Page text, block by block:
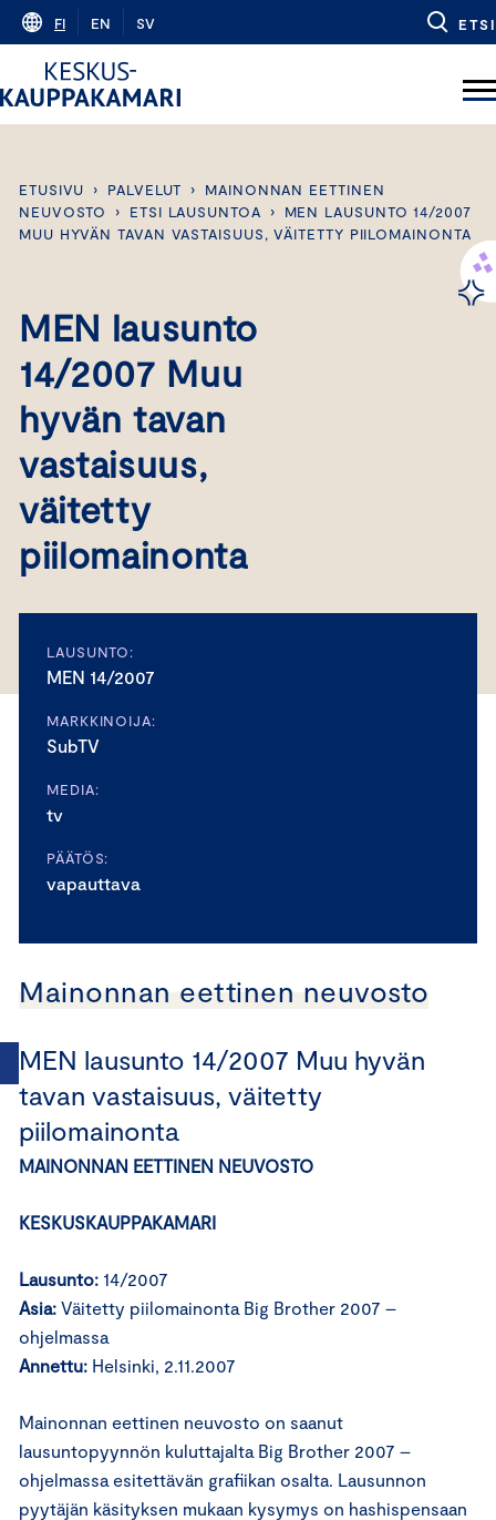
Skip
content
FI EN SV ETSI
ETUSIVU › PALVELUT ›
MAINONNAN EETTINEN
NEUVOSTO
› ETSI LAUSUNTOA ›
MEN LAUSUNTO 14/2007
MUU HYVÄN TAVAN VASTAISUUS, VÄITETTY PIILOMAINONTA
MEN lausunto
14/2007 Muu
hyvän tavan
vastaisuus,
väitetty
piilomainonta
LAUSUNTO:
MEN 14/2007
MARKKINOIJA:
SubTV
MEDIA:
tv
PÄÄTÖS:
vapauttava
Mainonnan eettinen neuvosto
MEN lausunto 14/2007 Muu hyvän
tavan vastaisuus, väitetty
piilomainonta
MAINONNAN EETTINEN NEUVOSTO
KESKUSKAUPPAKAMARI
Lausunto: 14/2007
Asia: Väitetty piilomainonta Big Brother 2007 –
ohjelmassa
Annettu: Helsinki, 2.11.2007
Mainonnan eettinen neuvosto on saanut
lausuntopyynnön kuluttajalta Big Brother 2007 –
ohjelmassa esitettävän grafiikan osalta. Lausunnon
pyytäjän käsityksen mukaan kysymys on hashispensaan